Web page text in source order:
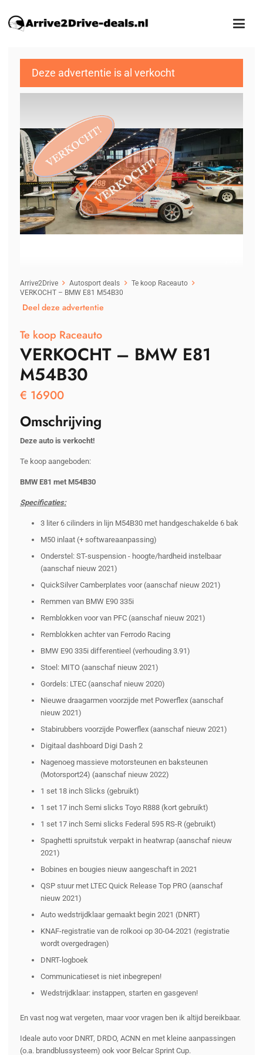
Deze advertentie is al verkocht
Arrive2Drive Autosport deals
Te koop Raceauto
VERKOCHT – BMW E81 M54B30
Deel deze advertentie
Te koop Raceauto
VERKOCHT – BMW E81
M54B30
€ 16900
Omschrijving
Deze auto is verkocht!
Te koop aangeboden:
BMW E81 met M54B30
Specificaties:
3 liter 6 cilinders in lijn M54B30 met handgeschakelde 6 bak
M50 inlaat (+ softwareaanpassing)
Onderstel: ST-suspension - hoogte/hardheid instelbaar
(aanschaf nieuw 2021)
QuickSilver Camberplates voor (aanschaf nieuw 2021)
Remmen van BMW E90 335i
Remblokken voor van PFC (aanschaf nieuw 2021)
Remblokken achter van Ferrodo Racing
BMW E90 335i differentieel (verhouding 3.91)
Stoel: MITO (aanschaf nieuw 2021)
Gordels: LTEC (aanschaf nieuw 2020)
Nieuwe draagarmen voorzijde met Powerflex (aanschaf
nieuw 2021)
Stabirubbers voorzijde Powerflex (aanschaf nieuw 2021)
Digitaal dashboard Digi Dash 2
Nagenoeg massieve motorsteunen en baksteunen
(Motorsport24) (aanschaf nieuw 2022)
1 set 18 inch Slicks (gebruikt)
1 set 17 inch Semi slicks Toyo R888 (kort gebruikt)
1 set 17 inch Semi slicks Federal 595 RS-R (gebruikt)
Spaghetti spruitstuk verpakt in heatwrap (aanschaf nieuw
2021)
Bobines en bougies nieuw aangeschaft in 2021
QSP stuur met LTEC Quick Release Top PRO (aanschaf
nieuw 2021)
Auto wedstrijdklaar gemaakt begin 2021 (DNRT)
KNAF-registratie van de rolkooi op 30-04-2021 (registratie
wordt overgedragen)
DNRT-logboek
Communicatieset is niet inbegrepen!
Wedstrijdklaar: instappen, starten en gasgeven!
En vast nog wat vergeten, maar voor vragen ben ik altijd bereikbaar.
Ideale auto voor DNRT, DRDO, ACNN en met kleine aanpassingen
(o.a. brandblussysteem) ook voor Belcar Sprint Cup.